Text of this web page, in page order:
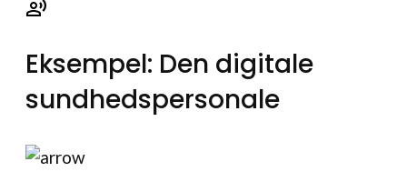
Eksempel: Den digitale
sundhedspersonale